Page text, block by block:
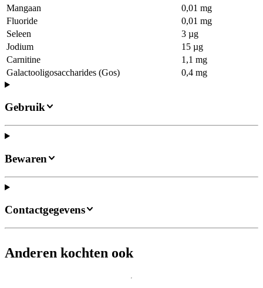
Mangaan
0,01 mg
Fluoride
0,01 mg
Seleen
3 µg
Jodium
15 µg
Carnitine
1,1 mg
Galactooligosaccharides (Gos)
0,4 mg
Gebruik
Bewaren
Contactgegevens
Anderen kochten ook